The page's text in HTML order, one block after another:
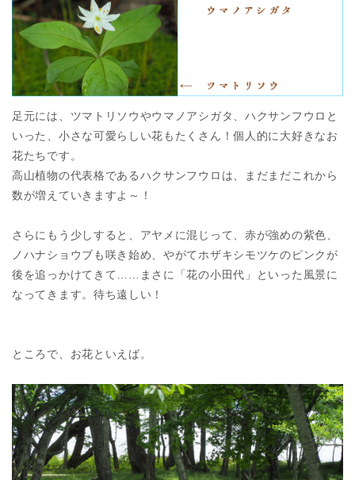
足元には、ツマトリソウやウマノアシガタ、ハクサンフウロと
いった、小さな可愛らしい花もたくさん！個人的に大好きなお
花たちです。
高山植物の代表格であるハクサンフウロは、まだまだこれから
数が増えていきますよ～！
さらにもう少しすると、アヤメに混じって、赤が強めの紫色、
ノハナショウブも咲き始め、やがてホザキシモツケのピンクが
後を追っかけてきて……まさに「花の小田代」といった風景に
なってきます。待ち遠しい！
ところで、お花といえば。